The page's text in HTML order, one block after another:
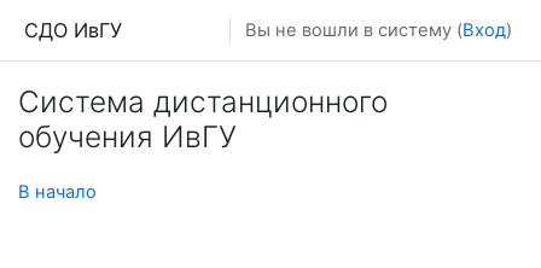
СДО ИвГУ Вы не вошли в систему (Вход)
Система дистанционного
обучения ИвГУ
В начало